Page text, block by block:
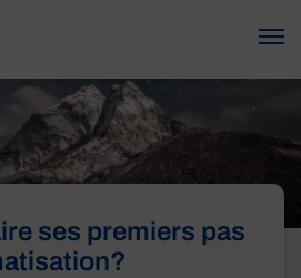
ses premiers pas